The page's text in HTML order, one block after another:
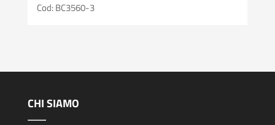
Cod: BC3560-3
CHI SIAMO